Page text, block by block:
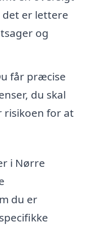
det er lettere
og
får præcise
du skal
risikoen for at
i Nørre
du er